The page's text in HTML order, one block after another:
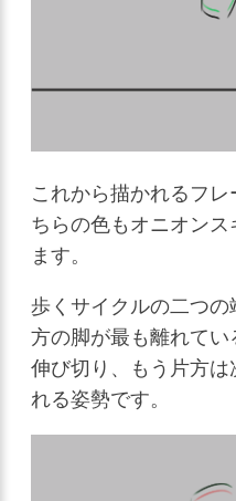
これから描かれるフ
ちらの色もオニオン
ます。
歩くサイクルの二つ
方の脚が最も離れて
伸び切り、もう片方
れる姿勢です。